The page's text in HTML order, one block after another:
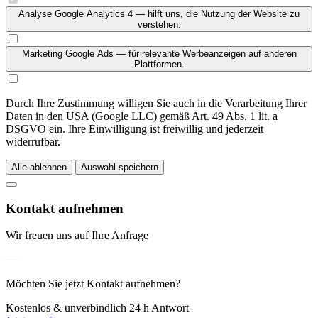
Analyse Google Analytics 4 — hilft uns, die Nutzung der Website zu
verstehen.
Marketing Google Ads — für relevante Werbeanzeigen auf anderen
Plattformen.
Durch Ihre Zustimmung willigen Sie auch in die Verarbeitung Ihrer
Daten in den USA (Google LLC) gemäß Art. 49 Abs. 1 lit. a
DSGVO ein. Ihre Einwilligung ist freiwillig und jederzeit
widerrufbar.
Alle ablehnen Auswahl speichern
Kontakt aufnehmen
Wir freuen uns auf Ihre Anfrage
—
Möchten Sie jetzt Kontakt aufnehmen?
Kostenlos & unverbindlich 24 h Antwort